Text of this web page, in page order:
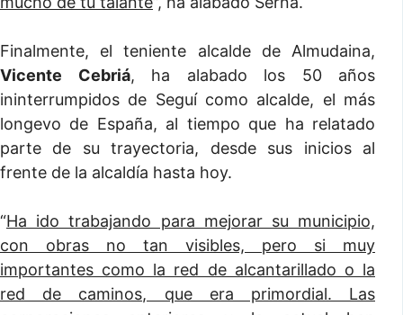
Finalmente, el teniente alcalde de Almudaina,
Vicente Cebriá, ha alabado los 50 años
ininterrumpidos de Seguí como alcalde, el más
longevo de España, al tiempo que ha relatado
parte de su trayectoria, desde sus inicios al
frente de la alcaldía hasta hoy.
“Ha ido trabajando para mejorar su municipio,
con obras no tan visibles, pero si muy
importantes como la red de alcantarillado o la
red de caminos, que era primordial. Las